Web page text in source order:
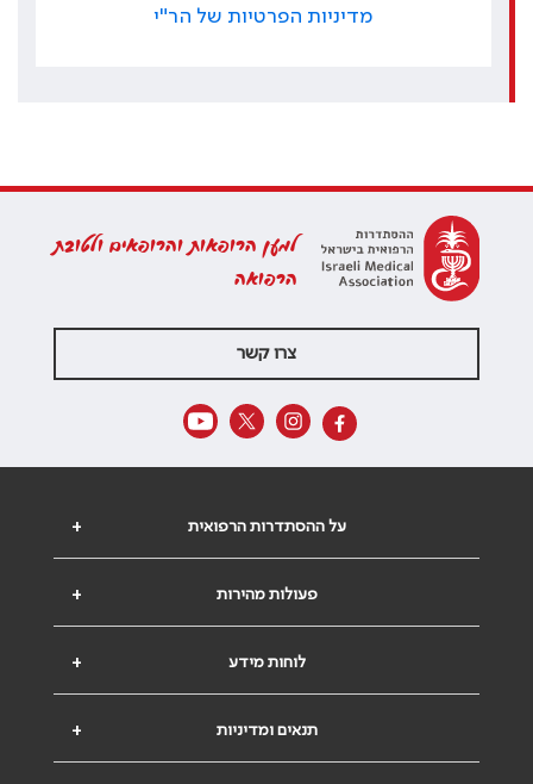
מדיניות הפרטיות של הר"י
למען הרופאות והרופאים ולטובת
הרפואה
צרו קשר
+ על ההסתדרות הרפואית
+ פעולות מהירות
+ לוחות מידע
+ תנאים ומדיניות